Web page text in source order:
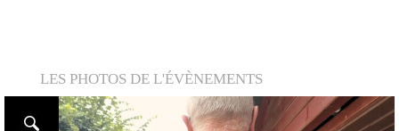
LES PHOTOS DE L'ÉVÈNEMENTS